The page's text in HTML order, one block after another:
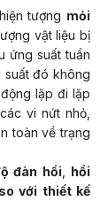
tượng mỏi
vật liệu bị
ứng suất tuần
suất đó không
lặp đi lặp
vi nứt nhỏ,
toàn về trạng
đàn hồi
hồi
với thiết kế